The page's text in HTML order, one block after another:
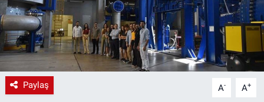
Paylaş A- A+